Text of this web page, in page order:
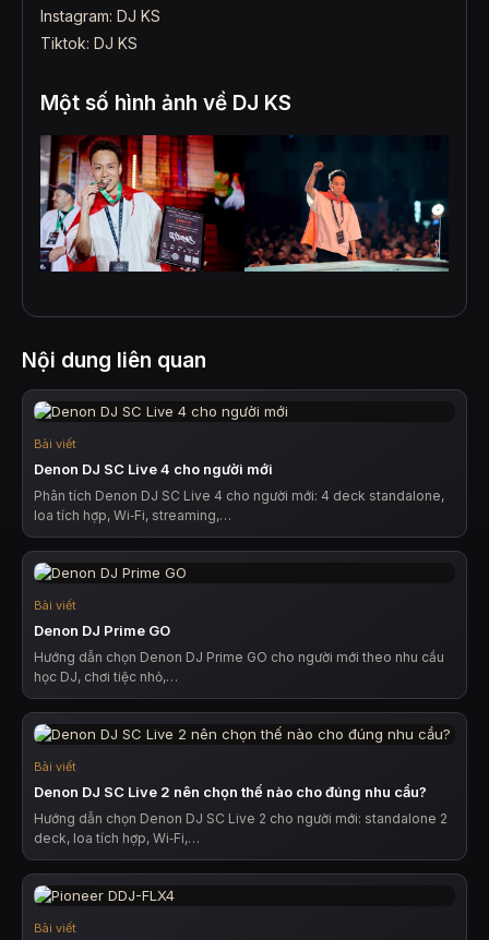
Instagram: DJ KS
Tiktok: DJ KS
Một số hình ảnh về DJ KS
Nội dung liên quan
Bài viết
Denon DJ SC Live 4 cho người mới
Phân tích Denon DJ SC Live 4 cho người mới: 4 deck standalone,
loa tích hợp, Wi‑Fi, streaming,…
Bài viết
Denon DJ Prime GO
Hướng dẫn chọn Denon DJ Prime GO cho người mới theo nhu cầu
học DJ, chơi tiệc nhỏ,…
Bài viết
Denon DJ SC Live 2 nên chọn thế nào cho đúng nhu cầu?
Hướng dẫn chọn Denon DJ SC Live 2 cho người mới: standalone 2
deck, loa tích hợp, Wi‑Fi,…
Bài viết